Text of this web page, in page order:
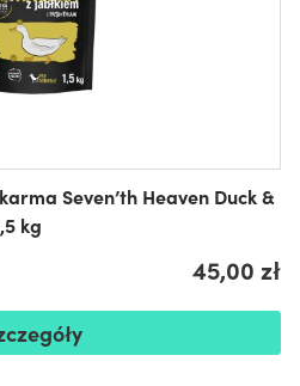
Seven’th Heaven Duck &
kg
45,00 zł